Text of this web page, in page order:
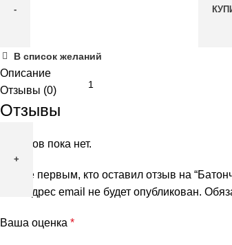
Количество
товара
Батончик
протеиновый
шоколадное
40гр
В список желаний
Описание
Отзывы (0)
Отзывы
Отзывов пока нет.
Будьте первым, кто оставил отзыв на
Ваш адрес email не будет опубликован.
Ваша оценка *